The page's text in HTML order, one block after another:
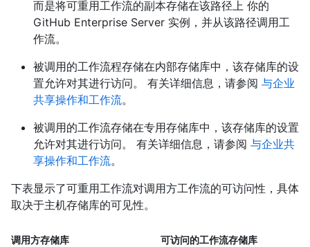
而是将可重用工作流的副本存储在该路径上 你的
GitHub Enterprise Server 实例，并从该路径调用工
作流。
被调用的工作流程存储在内部存储库中，该存储库的设
置允许对其进行访问。 有关详细信息，请参阅 与企业
共享操作和工作流。
被调用的工作流存储在专用存储库中，该存储库的设置
允许对其进行访问。 有关详细信息，请参阅 与企业共
享操作和工作流。
下表显示了可重用工作流对调用方工作流的可访问性，具体
取决于主机存储库的可见性。
调用方存储库 可访问的工作流存储库